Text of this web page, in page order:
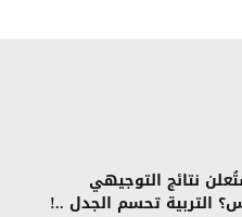
نتائج التوجيهي
التربية تحسم الجدل ..!